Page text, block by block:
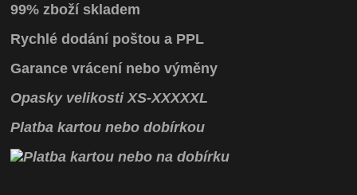
99% zboží skladem
Rychlé dodání poštou a PPL
Garance vrácenínebo výměny
OpaskyvelikostiXS-XXXXXL
Platba kartou nebo dobírkou